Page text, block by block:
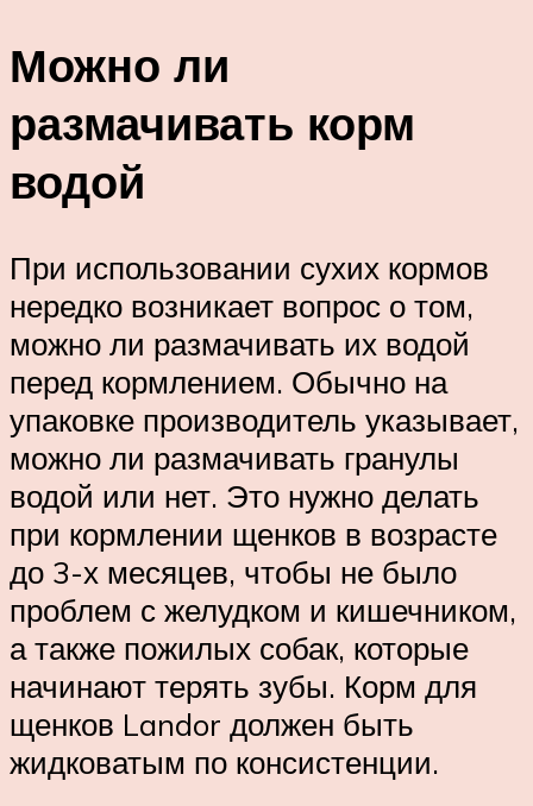
Можно ли
размачивать корм
водой
При использовании сухих кормов
нередко возникает вопрос о том,
можно ли размачивать их водой
перед кормлением. Обычно на
упаковке производитель указывает,
можно ли размачивать гранулы
водой или нет. Это нужно делать
при кормлении щенков в возрасте
до 3-х месяцев, чтобы не было
проблем с желудком и кишечником,
а также пожилых собак, которые
начинают терять зубы. Корм для
щенков Landor должен быть
жидковатым по консистенции.